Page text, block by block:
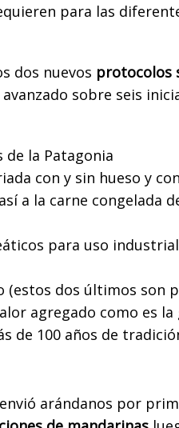
para las
dos nuevos protocolos
sobre seis
de la Patagonia
con y sin hueso y
a la carne congelada
para uso industrial
(estos dos últimos son
agregado como es
de 100 años de
arándanos por